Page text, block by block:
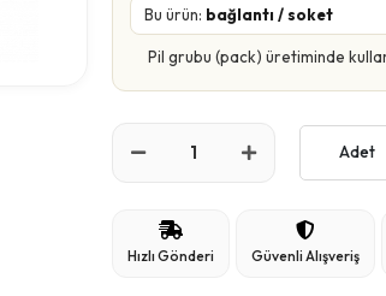
Bu ürün: bağlantı / soket
Pil grubu (pack) üretiminde
Adet
Hızlı Gönderi Güvenli Alışveriş